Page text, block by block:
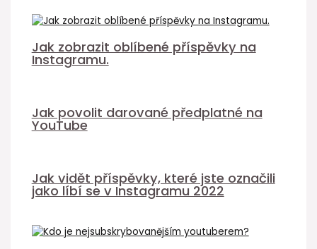
Jak zobrazit oblíbené příspěvky na
Instagramu.
Jak povolit darované předplatné na
YouTube
Jak vidět příspěvky, které jste označili
jako líbí se v Instagramu 2022